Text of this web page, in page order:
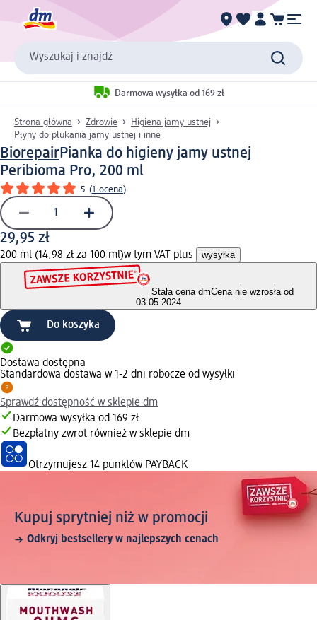
Wyszukaj i znajdź
Darmowa wysyłka od 169 zł
Strona główna Zdrowie
Higiena jamy ustnej
Płyny do płukania jamy ustnej i inne
BiorepairPianka do higieny jamy ustnej
Peribioma Pro, 200 ml
5 (1 ocena)
29,95 zł
200 ml (14,98 zł za 100 ml)w tym VAT plus wysyłka
Stała cena dmCena nie wzrosła od
03.05.2024
Do koszyka
Dostawa dostępna
Standardowa dostawa w 1-2 dni robocze od wysyłki
Sprawdź dostępność w sklepie dm
Darmowa wysyłka od 169 zł
Bezpłatny zwrot również w sklepie dm
Otrzymujesz 14 punktów PAYBACK
Kupuj sprytniej niż w promocji
Odkryj bestsellery w najlepszych cenach